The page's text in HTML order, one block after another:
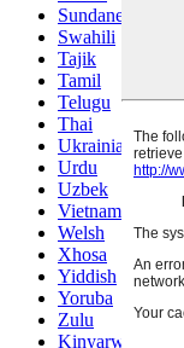
Sundanese
Swahili
Tajik
Tamil
Telugu
Thai
Ukrainian
Urdu
Uzbek
Vietnamese
Welsh
Xhosa
Yiddish
Yoruba
Zulu
Kinyarwanda